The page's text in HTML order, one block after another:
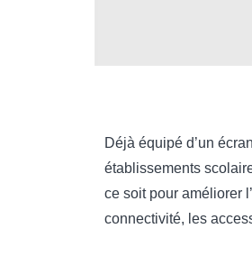
Déjà équipé d’un
établissements
ce soit pour améliorer
connectivité, les